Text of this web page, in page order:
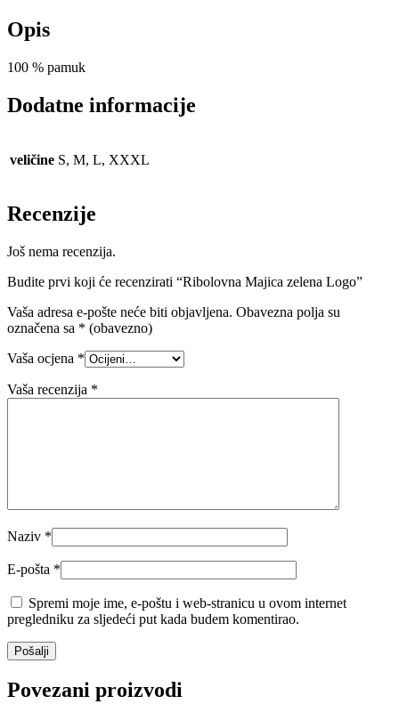
Opis
100 % pamuk
Dodatne informacije
veličine S, M, L, XXXL
Recenzije
Još nema recenzija.
Budite prvi koji će recenzirati “Ribolovna Majica zelena Logo”
Vaša adresa e-pošte neće biti objavljena. Obavezna polja su
označena sa * (obavezno)
Vaša ocjena *
Vaša recenzija *
Naziv *
E-pošta *
Spremi moje ime, e-poštu i web-stranicu u ovom internet
pregledniku za sljedeći put kada budem komentirao.
Povezani proizvodi